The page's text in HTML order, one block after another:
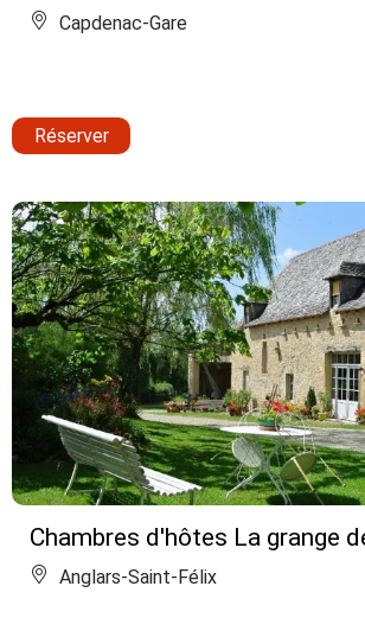
Capdenac-Gare
Réserver
Chambres d'hôtes La grange
Anglars-Saint-Félix